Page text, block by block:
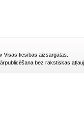
Visas tiesības aizsargātas.
bez rakstiskas